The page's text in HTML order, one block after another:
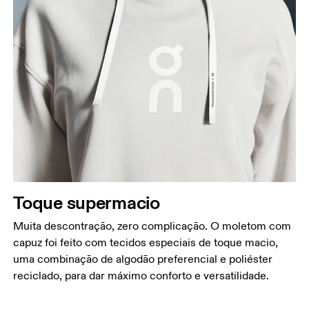
Toque supermacio
Muita descontração, zero complicação. O moletom com
capuz foi feito com tecidos especiais de toque macio,
uma combinação de algodão preferencial e poliéster
reciclado, para dar máximo conforto e versatilidade.